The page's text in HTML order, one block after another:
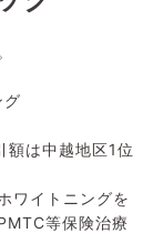
グ
額は中越地区1位
ワイトニングを
等保険治療